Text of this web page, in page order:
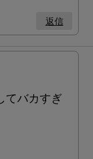
返信
てバカすぎ